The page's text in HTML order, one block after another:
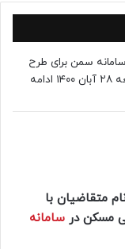
سمن برای طرح
نهضت ملی، از ۲۸ مهرماه امسال آغاز و تا روز جمعه ۲۸ آبان ۱۴۰۰ ادامه
متقاضیان با
مسکن در سامانه